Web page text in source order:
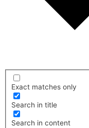
Exact matches only
Search in title
Search in content